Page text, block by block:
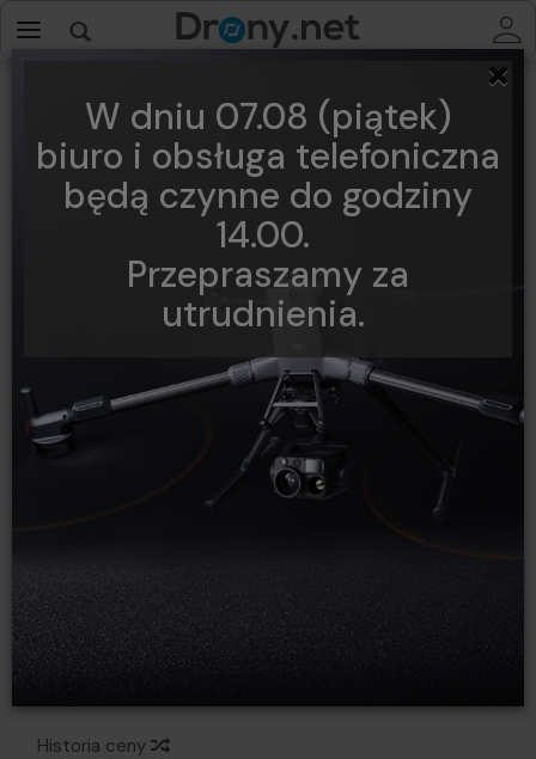
×
W dniu 07.08 (piątek)
biuro i obsługa telefoniczna
będą czynne do godziny
14.00.
Przepraszamy za
utrudnienia.
Zestaw kolorowych osłon
Mini 2
Obserwuj produkt:
Dodaj recenzję:
Producent:
DJI
Historia ceny